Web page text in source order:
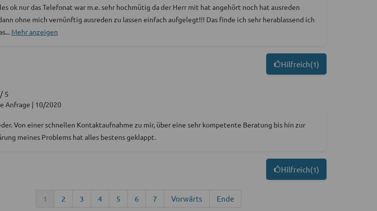
ok nur das Telefonat war m.e. sehr hochmütig da der Herr mit hat angehört noch hat ausreden
ohne mich vernünftig ausreden zu lassen einfach aufgelegt!!! Das finde ich sehr herablassend ich
... Mehr anzeigen
Hilfreich(1)
5
Anfrage | 10/2020
Von einer schnellen Kontaktaufnahme zu mir, über eine sehr kompetente Beratung bis hin zur
meines Problems hat alles bestens geklappt.
Hilfreich(1)
1 2 3 4 5 6 7 Vorwärts Ende